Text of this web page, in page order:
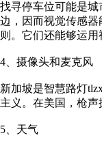
找寻停车位可能是
边，因而视觉传感
则。它们还能够运
4、摄像头和麦克风
新加坡是智慧路灯
主义。在美国，枪
5、天气